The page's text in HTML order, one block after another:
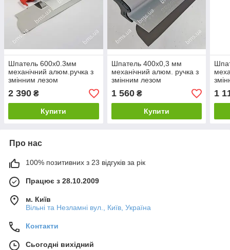
Шпатель 600х0.3мм
механічний алюм.ручка з
змінним лезом
PROFESSIONAL OLEJNIK
2 390 ₴
Купити
Шпатель 400х0,3 мм
механічний алюм. ручка з
змінним лезом
1 560₴
Купити
1
Про нас
100% позитивних з 23 відгуків за рік
Працює з 28.10.2009
м. Київ
Вільні та Незламні вул., Київ, Україна
Контакти
Сьогодні вихідний